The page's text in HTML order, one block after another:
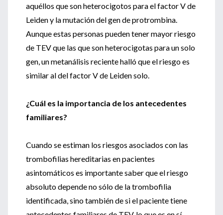
aquéllos que son heterocigotos para el factor V de
Leiden y la mutación del gen de protrombina.
Aunque estas personas pueden tener mayor riesgo
de TEV que las que son heterocigotas para un solo
gen, un metanálisis reciente halló que el riesgo es
similar al del factor V de Leiden solo.
¿Cuál es la importancia de los antecedentes
familiares?
Cuando se estiman los riesgos asociados con las
trombofilias hereditarias en pacientes
asintomáticos es importante saber que el riesgo
absoluto depende no sólo de la trombofilia
identificada, sino también de si el paciente tiene